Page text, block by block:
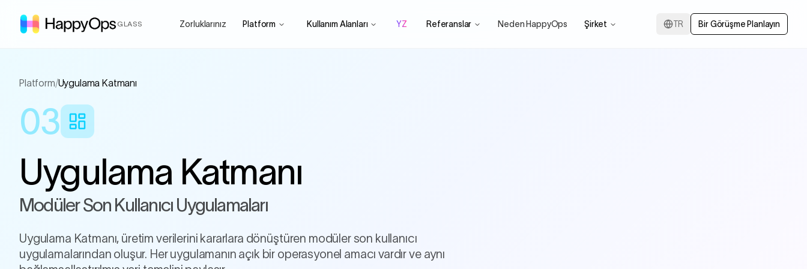
GLASS Zorluklarınız Platform Kullanım Alanları YZ Referanslar Neden HappyOps Şirket TR Bir Görüşme Planlayın
Platform/Uygulama Katmanı
03
Uygulama Katmanı
Modüler Son Kullanıcı Uygulamaları
Uygulama Katmanı, üretim verilerini kararlara dönüştüren modüler son kullanıcı
uygulamalarından oluşur. Her uygulamanın açık bir operasyonel amacı vardır ve aynı